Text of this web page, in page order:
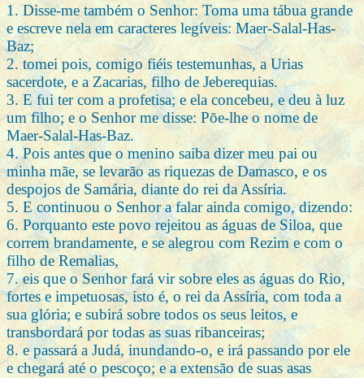
1. Disse-me também o Senhor: Toma uma tábua grande
e escreve nela em caracteres legíveis: Maer-Salal-Has-
Baz;
2. tomei pois, comigo fiéis testemunhas, a Urias
sacerdote, e a Zacarias, filho de Jeberequias.
3. E fui ter com a profetisa; e ela concebeu, e deu à luz
um filho; e o Senhor me disse: Põe-lhe o nome de
Maer-Salal-Has-Baz.
4. Pois antes que o menino saiba dizer meu pai ou
minha mãe, se levarão as riquezas de Damasco, e os
despojos de Samária, diante do rei da Assíria.
5. E continuou o Senhor a falar ainda comigo, dizendo:
6. Porquanto este povo rejeitou as águas de Siloa, que
correm brandamente, e se alegrou com Rezim e com o
filho de Remalias,
7. eis que o Senhor fará vir sobre eles as águas do Rio,
fortes e impetuosas, isto é, o rei da Assíria, com toda a
sua glória; e subirá sobre todos os seus leitos, e
transbordará por todas as suas ribanceiras;
8. e passará a Judá, inundando-o, e irá passando por ele
e chegará até o pescoço; e a extensão de suas asas